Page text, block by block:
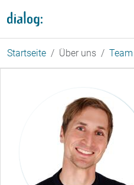
Startseite Über uns Team